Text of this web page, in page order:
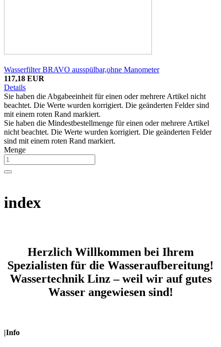
Wasserfilter BRAVO ausspülbar,ohne Manometer
117,18 EUR
Details
Sie haben die Abgabeeinheit für einen oder mehrere Artikel nicht
beachtet. Die Werte wurden korrigiert. Die geänderten Felder sind
mit einem roten Rand markiert.
Sie haben die Mindestbestellmenge für einen oder mehrere Artikel
nicht beachtet. Die Werte wurden korrigiert. Die geänderten Felder
sind mit einem roten Rand markiert.
Menge
index
Herzlich Willkommen bei Ihrem
Spezialisten für die Wasseraufbereitung!
Wassertechnik Linz – weil wir auf gutes
Wasser angewiesen sind!
|Info